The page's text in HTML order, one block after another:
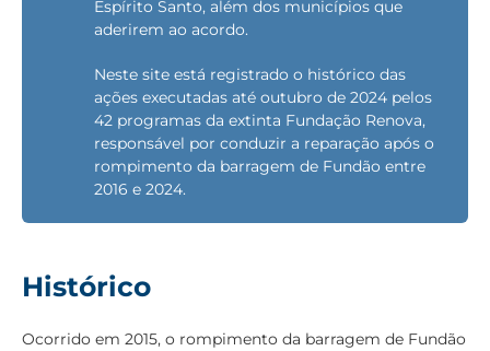
Espírito Santo, além dos municípios que
aderirem ao acordo.
Neste site está registrado o histórico das
ações executadas até outubro de 2024 pelos
42 programas da extinta Fundação Renova,
responsável por conduzir a reparação após o
rompimento da barragem de Fundão entre
2016 e 2024.
Histórico
Ocorrido em 2015, o rompimento da barragem de Fundão